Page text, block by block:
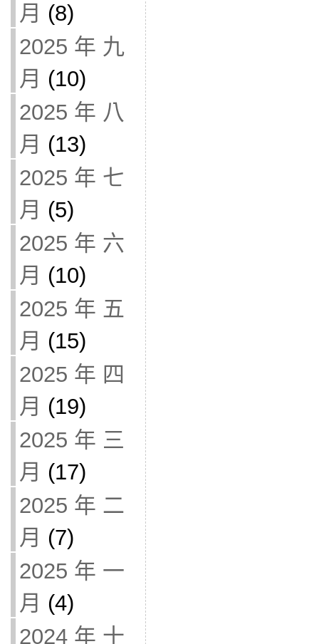
月 (8)
2025 年 九
月 (10)
2025 年 八
月 (13)
2025 年 七
月 (5)
2025 年 六
月 (10)
2025 年 五
月 (15)
2025 年 四
月 (19)
2025 年 三
月 (17)
2025 年 二
月 (7)
2025 年 一
月 (4)
2024 年 十